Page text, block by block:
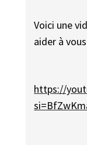
Voici une
aider à
https://